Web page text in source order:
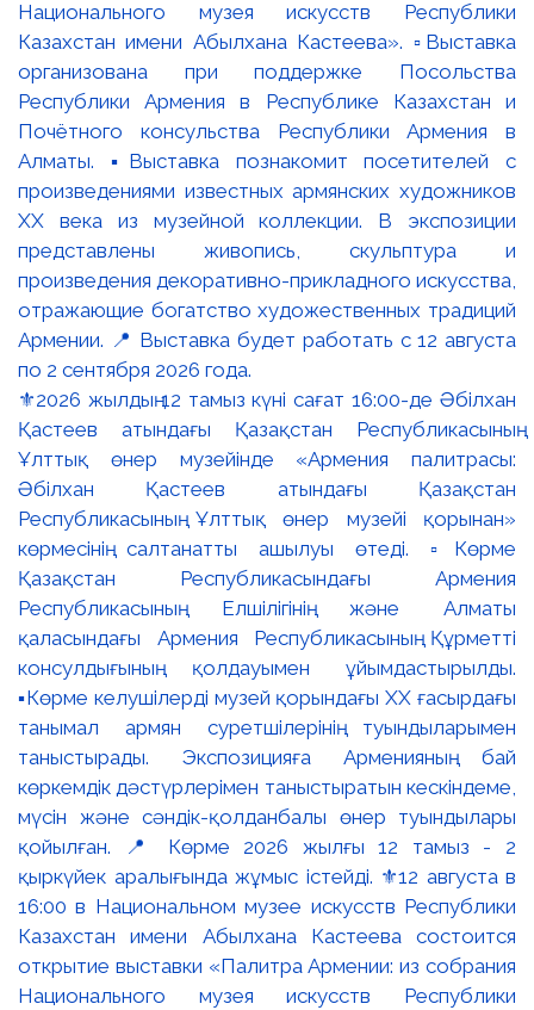
⚜️2026 жылдың 12 тамыз күні сағат 16:00-де Әбілхан
Қастеев атындағы Қазақстан Республикасының
Ұлттық өнер музейінде «Армения палитрасы:
Әбілхан Қастеев атындағы Қазақстан
Республикасының Ұлттық өнер музейі қорынан»
көрмесінің салтанатты ашылуы өтеді. ▫️Көрме
Қазақстан Республикасындағы Армения
Республикасының Елшілігінің және Алматы
қаласындағы Армения Республикасының Құрметті
консулдығының қолдауымен ұйымдастырылды.
▪️Көрме келушілерді музей қорындағы ХХ ғасырдағы
танымал армян суретшілерінің туындыларымен
таныстырады. Экспозицияға Арменияның бай
көркемдік дәстүрлерімен таныстыратын кескіндеме,
мүсін және сәндік-қолданбалы өнер туындылары
қойылған. 📍 Көрме 2026 жылғы 12 тамыз - 2
қыркүйек аралығында жұмыс істейді. ⚜️12 августа в
16:00 в Национальном музее искусств Республики
Казахстан имени Абылхана Кастеева состоится
открытие выставки «Палитра Армении: из собрания
Национального музея искусств Республики